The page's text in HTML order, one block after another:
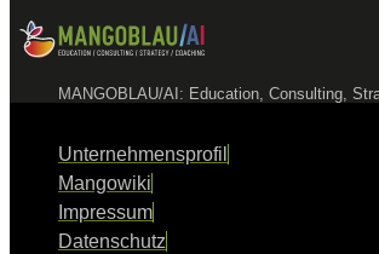
MANGOBLAU/AI: Education, Consulting,
Unternehmensprofil
Mangowiki
Impressum
Datenschutz